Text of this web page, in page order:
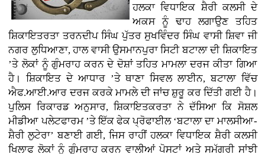
ਹਲਕਾ ਵਿਧਾਇਕ ਸ਼ੈਰੀ ਕਲਸੀ ਦੇ
ਅਕਸ ਨੂੰ ਢਾਹ ਲਗਾਉਣ ਤਹਿਤ
ਸ਼ਿਕਾਇਤਰਤਾ ਤਰਨਦੀਪ ਸਿੰਘ ਪੁੱਤਰ ਸੁਖਵਿੰਦਰ ਸਿੰਘ ਵਾਸੀ ਸ਼ਿਵਾ ਜੀ
ਨਗਰ ਲੁਧਿਆਣਾ, ਹਾਲ ਵਾਸੀ ਉਸਮਾਨਪੁਰਾ ਸਿਟੀ ਬਟਾਲਾ ਦੀ ਸ਼ਿਕਾਇਤ
’ਤੇ ਲੋਕਾਂ ਨੂੰ ਗੁੰਮਰਾਹ ਕਰਨ ਦੇ ਦੋਸ਼ਾਂ ਤਹਿਤ ਮਾਮਲਾ ਦਰਜ ਕੀਤਾ ਗਿਆ
ਹੈ। ਸ਼ਿਕਾਇਤ ਦੇ ਆਧਾਰ ’ਤੇ ਥਾਣਾ ਸਿਵਲ ਲਾਈਨ, ਬਟਾਲਾ ਵਿੱਚ
ਐਫ.ਆਈ.ਆਰ ਦਰਜ ਕਰਕੇ ਮਾਮਲੇ ਦੀ ਜਾਂਚ ਸ਼ੁਰੂ ਕਰ ਦਿੱਤੀ ਗਈ ਹੈ।
ਪੁਲਿਸ ਰਿਕਾਰਡ ਅਨੁਸਾਰ, ਸ਼ਿਕਾਇਤਕਰਤਾ ਨੇ ਦੱਸਿਆ ਕਿ ਸੋਸ਼ਲ
ਮੀਡੀਆ ਪਲੇਟਫਾਰਮ ’ਤੇ ਇੱਕ ਫੇਕ ਪ੍ਰੋਫਾਈਲ ‘ਬਟਾਲਾ ਦਾ ਮਾਲਸੀਆ-
ਸ਼ੈਰੀ ਲੁਟੇਰਾ’ ਬਣਾਈ ਗਈ, ਜਿਸ ਰਾਹੀਂ ਹਲਕਾ ਵਿਧਾਇਕ ਸ਼ੈਰੀ ਕਲਸੀ
ਖਿਲਾਫ ਲੋਕਾਂ ਨੂੰ ਗੁੰਮਰਾਹ ਕਰਨ ਵਾਲੀਆਂ ਪੋਸਟਾਂ ਅਤੇ ਸਮੱਗਰੀ ਸਾਂਝੀ